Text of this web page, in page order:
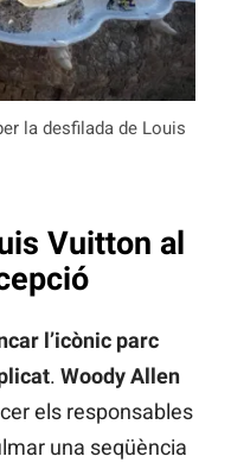
la desfilada de Louis
Vuitton al
l’icònic parc
. Woody Allen
els responsables
una seqüència